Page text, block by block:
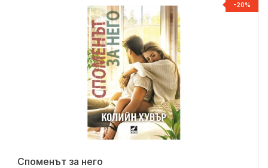
-20%
Споменът за него